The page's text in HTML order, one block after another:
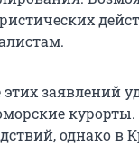
этих заявлений
однако в